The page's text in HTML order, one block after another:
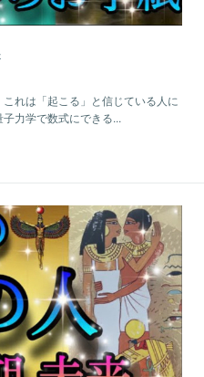
れは「起こる」と信じている人に
力学で数式にできる...